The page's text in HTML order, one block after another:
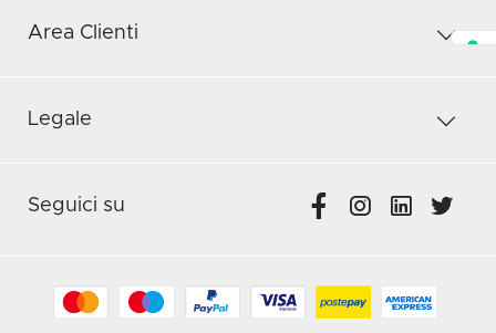
Area Clienti
Legale
Seguici su